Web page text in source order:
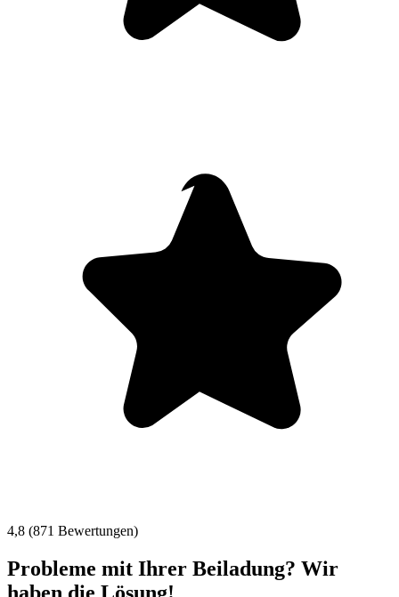
4,8 (871 Bewertungen)
Probleme mit Ihrer Beiladung? Wir
haben die Lösung!